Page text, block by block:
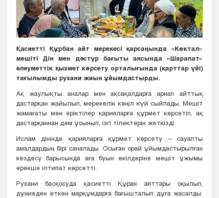
Туркестан
Уральск
Усть-Каменогорск
Қасиетті Құрбан айт мерекесі қарсаңында «Көктал»
мешіті Дін мен дәстүр бағыты аясында «Шарапат»
әлеуметтік қызмет көрсету орталығында (қарттар үйі)
тағылымды рухани жиын ұйымдастырды.
Ақ жаулықты аналар мен ақсақалдарға арнап айттық
дастарқан жайылып, мерекелік көңіл күй сыйлады. Мешіт
жамағаты мен еріктілер қарияларға құрмет көрсетіп, ақ
дастарқаннан дәм ұсынып, ізгі тілектерін жеткізді.
Ислам дінінде қарияларға құрмет көрсету – сауапты
амалдардың бірі саналады. Осыған орай ұйымдастырылған
кездесу барысында аға буын өкілдеріне мешіт ұжымы
ерекше ілтипат көрсетті.
Рухани басқосуда қасиетті Құран аяттары оқылып,
дүниеден өткен марқұмдарға бағышталып дұға жасалды.